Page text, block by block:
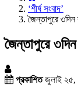
‘শীর্ষ সংবাদ’
জৈন্তাপুরে
জৈন্তাপুরে
প্রকাশিতজুলাই ২৫,